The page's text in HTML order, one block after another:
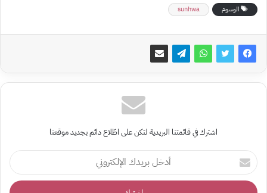
الوسوم sunhwa
اشترك في قائمتنا البريدية لتكن على اطّلاع دائم بجديد موقعنا
أدخل
بريدك
الإلكتروني